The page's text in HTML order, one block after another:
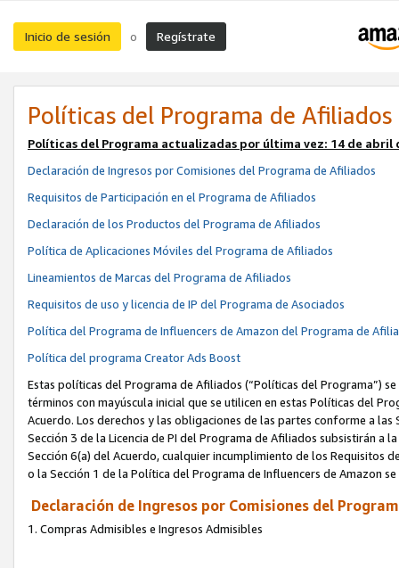
Inicio de sesión o Regístrate
Políticas del Programa de Afiliados
Políticas del Programa actualizadas por última vez: 14 de abril
Declaración de Ingresos por Comisiones del Programa de Afiliados
Requisitos de Participación en el Programa de Afiliados
Declaración de los Productos del Programa de Afiliados
Política de Aplicaciones Móviles del Programa de Afiliados
Lineamientos de Marcas del Programa de Afiliados
Requisitos de uso y licencia de IP del Programa de Asociados
Política del Programa de Influencers de Amazon del Programa de
Política del programa Creator Ads Boost
Estas políticas del Programa de Afiliados (“Políticas del Programa”)
términos con mayúscula inicial que se utilicen en estas Políticas del
Acuerdo. Los derechos y las obligaciones de las partes conforme a
Sección 3 de la Licencia de PI del Programa de Afiliados subsistirán
Sección 6(a) del Acuerdo, cualquier incumplimiento de los Requisitos
o la Sección 1 de la Política del Programa de Influencers de Amazon
Declaración de Ingresos por Comisiones del
1. Compras Admisibles e Ingresos Admisibles